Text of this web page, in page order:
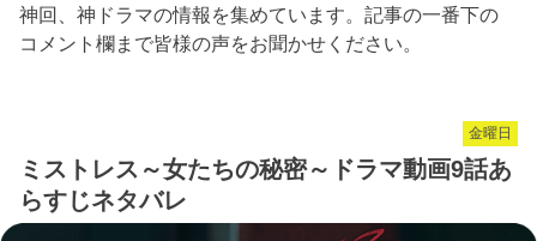
神回、神ドラマの情報を集めています。記事の一番下の
コメント欄まで皆様の声をお聞かせください。
金曜日
ミストレス～女たちの秘密～ドラマ動画9話あ
らすじネタバレ